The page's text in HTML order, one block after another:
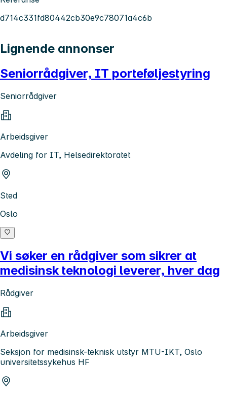
d714c331fd80442cb30e9c78071a4c6b
Lignende annonser
Seniorrådgiver, IT porteføljestyring
Seniorrådgiver
Arbeidsgiver
Avdeling for IT, Helsedirektoratet
Sted
Oslo
Vi søker en rådgiver som sikrer at
medisinsk teknologi leverer, hver dag
Rådgiver
Arbeidsgiver
Seksjon for medisinsk-teknisk utstyr MTU-IKT, Oslo
universitetssykehus HF